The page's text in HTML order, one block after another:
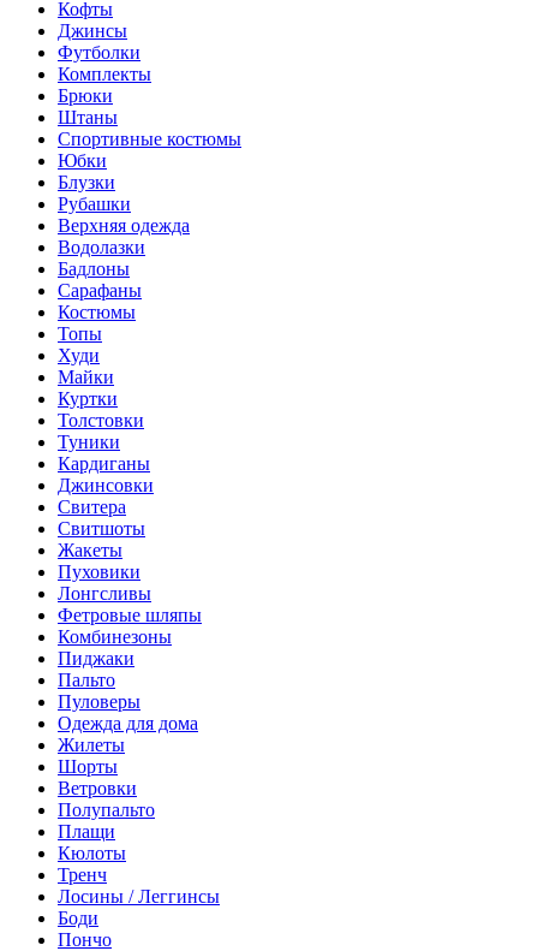
Кофты
Джинсы
Футболки
Комплекты
Брюки
Штаны
Спортивные костюмы
Юбки
Блузки
Рубашки
Верхняя одежда
Водолазки
Бадлоны
Сарафаны
Костюмы
Топы
Худи
Майки
Куртки
Толстовки
Туники
Кардиганы
Джинсовки
Свитера
Свитшоты
Жакеты
Пуховики
Лонгсливы
Фетровые шляпы
Комбинезоны
Пиджаки
Пальто
Пуловеры
Одежда для дома
Жилеты
Шорты
Ветровки
Полупальто
Плащи
Кюлоты
Тренч
Лосины / Леггинсы
Боди
Пончо